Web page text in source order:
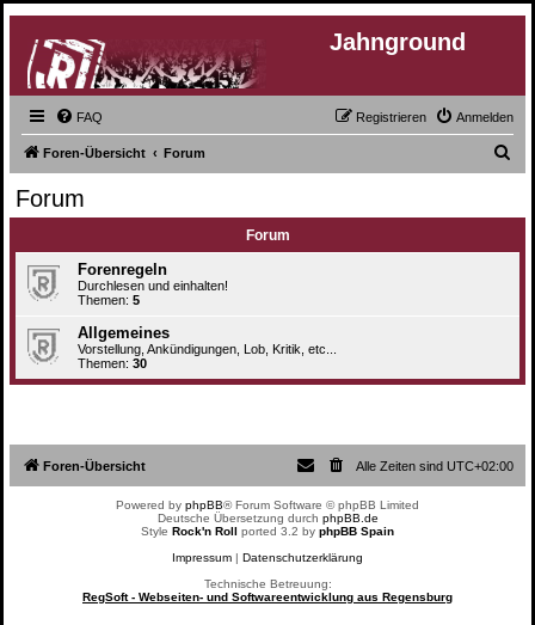
Jahnground
FAQ Anmelden
Registrieren
Foren-Übersicht Forum
Forum
Forum
Forenregeln
Durchlesen und einhalten!
Themen: 5
Allgemeines
Vorstellung, Ankündigungen, Lob, Kritik, etc...
Themen: 30
Foren-Übersicht Alle Zeiten sind UTC+02:00
Powered by phpBB® Forum Software © phpBB Limited
Deutsche Übersetzung durch phpBB.de
Style Rock'n Roll ported 3.2 by phpBB Spain
Impressum | Datenschutzerklärung
Technische Betreuung:
RegSoft - Webseiten- und Softwareentwicklung aus Regensburg